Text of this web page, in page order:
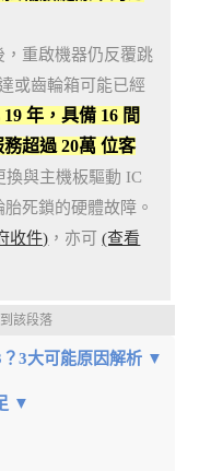
重啟機器仍反覆跳
或齒輪箱可能已經
年，具備 16 間
超過 20萬 位客
換與主機板驅動 IC
死鎖的硬體故障。
收件) ，亦可(查看
該段落
3大可能原因解析 ▼
▼